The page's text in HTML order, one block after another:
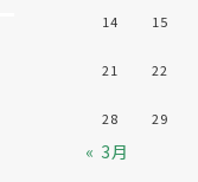
14 15
21 22
28 29
« 3月